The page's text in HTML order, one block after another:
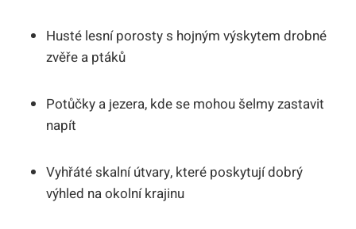
Husté lesní porosty s hojným výskytem drobné
zvěře a ptáků
Potůčky a jezera, kde se mohou šelmy zastavit
napít
Vyhřáté skalní útvary, které poskytují dobrý
výhled na okolní krajinu